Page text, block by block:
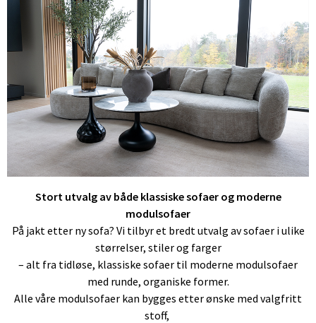
Stort utvalg av både klassiske sofaer og moderne
modulsofaer
På jakt etter ny sofa? Vi tilbyr et bredt utvalg av sofaer i ulike
størrelser, stiler og farger
– alt fra tidløse, klassiske sofaer til moderne modulsofaer
med runde, organiske former.
Alle våre modulsofaer kan bygges etter ønske med valgfritt
stoff,